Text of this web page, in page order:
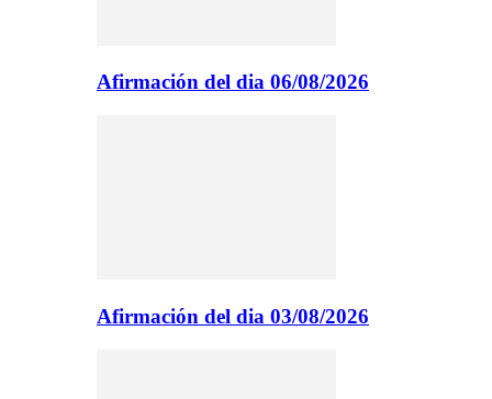
Afirmación del dia 06/08/2026
Afirmación del dia 03/08/2026